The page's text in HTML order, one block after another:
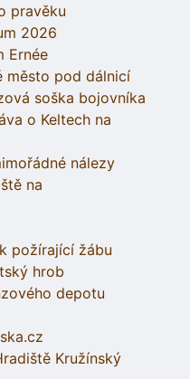
pravěku
2026
Ernée
město pod dálnicí
soška bojovníka
o Keltech na
nálezy
na
požírající žábu
hrob
depotu
Kružínský